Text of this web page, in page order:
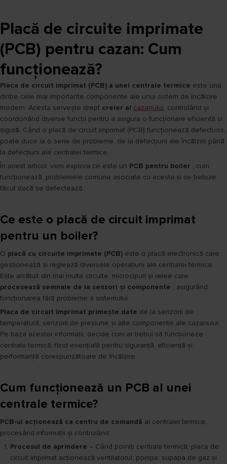
Placă de circuite imprimate
(PCB) pentru cazan: Cum
funcționează?
Placa de circuit imprimat (PCB) a unei centrale termice este una
dintre cele mai importante componente ale unui sistem de încălzire
modern. Acesta servește drept creier al cazanului, controlând și
coordonând diverse funcții pentru a asigura o funcționare eficientă și
sigură. Când o placă de circuit imprimat (PCB) funcționează defectuos,
poate duce la o serie de probleme, de la defecțiuni ale încălzirii până
la defecțiuni ale centralei termice.
În acest articol, vom explora ce este un PCB pentru boiler , cum
funcționează, problemele comune asociate cu acesta și ce trebuie
făcut dacă se defectează.
Ce este o placă de circuit imprimat
pentru un boiler?
O placă cu circuite imprimate (PCB) este o placă electronică care
gestionează și reglează diversele operațiuni ale centralei termice.
Este alcătuit din mai multe circuite, microcipuri și relee care
procesează semnale de la senzori și componente , asigurând
funcționarea fără probleme a sistemului.
Placa de circuit imprimat primește date de la senzorii de
temperatură, senzorii de presiune și alte componente ale cazanului.
Pe baza acestor informații, decide cum ar trebui să funcționeze
centrala termică, fiind esențială pentru siguranță, eficiență și
performanță corespunzătoare de încălzire.
Cum funcționează un PCB al unei
centrale termice?
PCB-ul acționează ca centru de comandă al centralei termice,
procesând informații și controlând:
Procesul de aprindere – Când porniți centrala termică, placa de
circuit imprimat acționează ventilatorul, pompa, supapa de gaz și